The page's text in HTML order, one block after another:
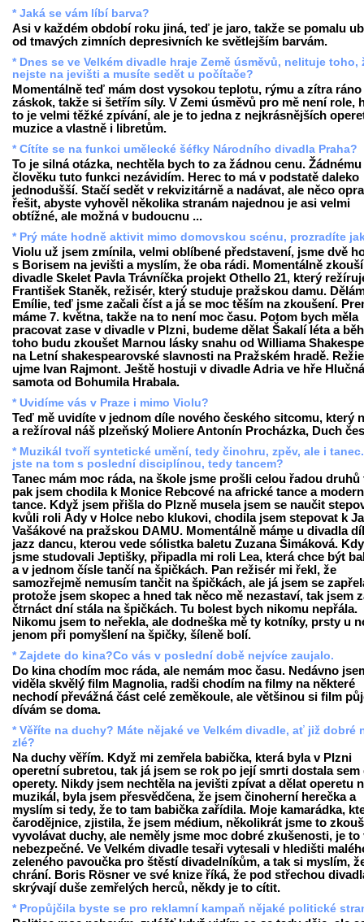
* Jaká se vám líbí barva?
Asi v každém období roku jiná, teď je jaro, takže se pomalu
od tmavých zimních depresivních ke světlejším barvám.
* Dnes se ve Velkém divadle hraje Země úsměvů, nelituje toho,
nejste na jevišti a musíte sedět u počítače?
Momentálně teď mám dost vysokou teplotu, rýmu a zítra ráno
záskok, takže si šetřím síly. V Zemi úsměvů pro mě není role,
to je velmi těžké zpívání, ale je to jedna z nejkrásnějších
muzice a vlastně i libretům.
* Cítíte se na funkci umělecké šéfky Národního divadla Praha?
To je silná otázka, nechtěla bych to za žádnou cenu. Žádnému
člověku tuto funkci nezávidím. Herec to má v podstatě daleko
jednodušší. Stačí sedět v rekvizitárně a nadávat, ale něco
řešit, abyste vyhověl několika stranám najednou je asi velmi
obtížné, ale možná v budoucnu ...
* Prý máte hodně aktivit mimo domovskou scénu, prozradíte
Violu už jsem zmínila, velmi oblíbené představení, jsme dvě
s Borisem na jevišti a myslím, že oba rádi. Momentálně
divadle Skelet Pavla Trávníčka projekt Othello 21, který
František Staněk, režisér, který studuje pražskou damu.
Emílie, teď jsme začali číst a já se moc těším na zkoušení.
máme 7. května, takže na to není moc času. Potom bych měla
pracovat zase v divadle v Plzni, budeme dělat Šakalí léta a
toho budu zkoušet Marnou lásky snahu od Williama
na Letní shakespearovské slavnosti na Pražském hradě.
ujme Ivan Rajmont. Ještě hostuji v divadle Adria ve hře Hlučná
samota od Bohumila Hrabala.
* Uvidíme vás v Praze i mimo Violu?
Teď mě uvidíte v jednom díle nového českého sitcomu, který
a režíroval náš plzeňský Moliere Antonín Procházka, Duch
* Muzikál tvoří syntetické umění, tedy činohru, zpěv, ale i
jste na tom s poslední disciplínou, tedy tancem?
Tanec mám moc ráda, na škole jsme prošli celou řadou druhů
pak jsem chodila k Monice Rebcové na africké tance a
tance. Když jsem přišla do Plzně musela jsem se naučit
kvůli roli Ády v Holce nebo klukovi, chodila jsem stepovat k
Vašákové na pražskou DAMU. Momentálně máme u divadla
jazz dancu, kterou vede sólistka baletu Zuzana Šimáková.
jsme studovali Jeptišky, připadla mi roli Lea, která chce být
a v jednom čísle tančí na špičkách. Pan režisér mi řekl, že
samozřejmě nemusím tančit na špičkách, ale já jsem se
protože jsem skopec a hned tak něco mě nezastaví, tak jsem
čtrnáct dní stála na špičkách. Tu bolest bych nikomu nepřála.
Nikomu jsem to neřekla, ale dodneška mě ty kotníky, prsty u
jenom při pomyšlení na špičky, šíleně bolí.
* Zajdete do kina?Co vás v poslední době nejvíce zaujalo.
Do kina chodím moc ráda, ale nemám moc času. Nedávno
viděla skvělý film Magnolia, radši chodím na filmy na některé
nechodí převážná část celé zeměkoule, ale většinou si film
dívám se doma.
* Věříte na duchy? Máte nějaké ve Velkém divadle, ať již dobré
zlé?
Na duchy věřím. Když mi zemřela babička, která byla v Plzni
operetní subretou, tak já jsem se rok po její smrti dostala sem
operety. Nikdy jsem nechtěla na jevišti zpívat a dělat operetu
muzikál, byla jsem přesvědčena, že jsem činoherní herečka a
myslím si tedy, že to tam babička zařídila. Moje kamarádka,
čarodějnice, zjistila, že jsem médium, několikrát jsme to
vyvolávat duchy, ale neměly jsme moc dobré zkušenosti, je to
nebezpečné. Ve Velkém divadle tesaři vytesali v hledišti
zeleného pavoučka pro štěstí divadelníkům, a tak si myslím,
chrání. Boris Rösner ve své knize říká, že pod střechou
skrývají duše zemřelých herců, někdy je to cítit.
* Propůjčila byste se pro reklamní kampaň nějaké politické